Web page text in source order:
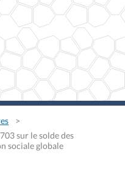
sur le solde des
sociale globale